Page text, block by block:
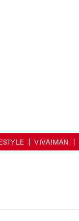
VIVA!MAN